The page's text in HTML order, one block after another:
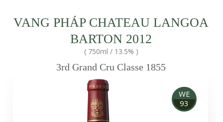
VANG PHÁP CHATEAU LANGOA
BARTON 2012
( 750ml / 13.5% )
3rd Grand Cru Classe 1855
WE
93